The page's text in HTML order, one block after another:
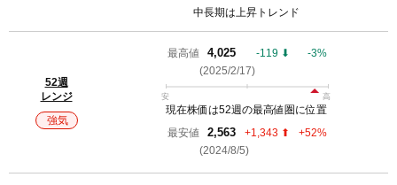
中長期は上昇トレンド
52週
レンジ
強気
最高値 4,025 -119 ⬇︎
-3%
(2025/2/17)
現在株価は52週の最高値圏に位置
最安値
2,563 +1,343 ⬆︎
+52%
(2024/8/5)